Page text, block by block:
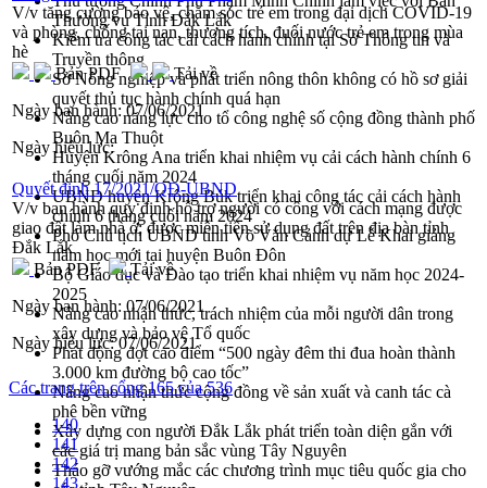
Thường vụ Tỉnh Đắk Lắk
Kiểm tra công tác cải cách hành chính tại Sở Thông tin và
Truyền thông
Sở Nông nghiệp và phát triển nông thôn không có hồ sơ giải
quyết thủ tục hành chính quá hạn
Nâng cao năng lực cho tổ công nghệ số cộng đồng thành phố
Buôn Ma Thuột
Huyện Krông Ana triển khai nhiệm vụ cải cách hành chính 6
tháng cuối năm 2024
UBND huyện Krông Búk triển khai công tác cải cách hành
chính 6 tháng cuối năm 2024
Phó Chủ tịch UBND tỉnh Võ Văn Cảnh dự Lễ Khai giảng
năm học mới tại huyện Buôn Đôn
Bộ Giáo dục và Đào tạo triển khai nhiệm vụ năm học 2024-
2025
Nâng cao nhận thức, trách nhiệm của mỗi người dân trong
xây dựng và bảo vệ Tổ quốc
Phát động đợt cao điểm “500 ngày đêm thi đua hoàn thành
3.000 km đường bộ cao tốc”
Nâng cao nhận thức cộng đồng về sản xuất và canh tác cà
phê bền vững
Xây dựng con người Đắk Lắk phát triển toàn diện gắn với
các giá trị mang bản sắc vùng Tây Nguyên
Tháo gỡ vướng mắc các chương trình mục tiêu quốc gia cho
V/v tăng cường bảo vệ, chăm sóc trẻ em trong đại dịch COVID-19
và phòng, chống tai nạn, thương tích, đuối nước trẻ em trong mùa
hè
Bản PDF
Tải về
Ngày ban hành:07/06/2021
Ngày hiệu lực:
Quyết định 17/2021/QĐ-UBND
V/v ban hành quy định hỗ trợ người có công với cách mạng được
giao đất làm nhà ở; được miễn tiền sử dụng đất trên địa bàn tỉnh
Đắk Lắk
Bản PDF
Tải về
Ngày ban hành: 07/06/2021
Ngày hiệu lực:07/06/2021
Các trang trên cổng 165 của 536
140
141
142
143